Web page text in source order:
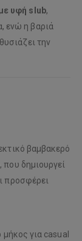
υφή slub,
ενώ η βαριά
την
βαμβακερό
δημιουργεί
προσφέρει
για casual